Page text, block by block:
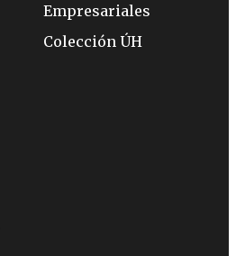
Empresariales
Colección ÚH